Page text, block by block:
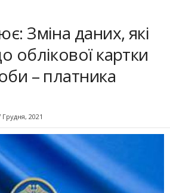
Зміна даних, які
облікової картки
– платника
Грудня, 2021